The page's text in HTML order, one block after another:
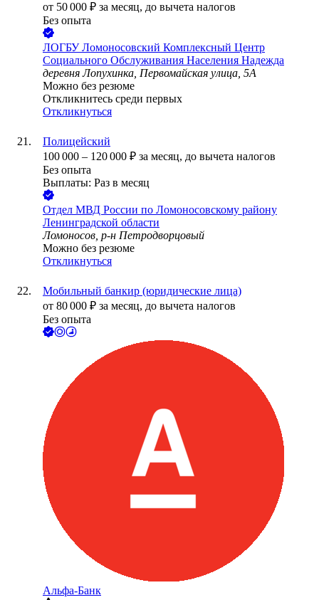
от 50 000 ₽ за месяц, до вычета налогов
Без опыта
ЛОГБУ Ломоносовский Комплексный Центр
Социального Обслуживания Населения Надежда
деревня Лопухинка, Первомайская улица, 5А
Можно без резюме
Откликнитесь среди первых
Откликнуться
Полицейский
100 000 – 120 000 ₽ за месяц, до вычета налогов
Без опыта
Выплаты: Раз в месяц
Отдел МВД России по Ломоносовскому району
Ленинградской области
Ломоносов, р-н Петродворцовый
Можно без резюме
Откликнуться
Мобильный банкир (юридические лица)
от 80 000 ₽ за месяц, до вычета налогов
Без опыта
Альфа-Банк